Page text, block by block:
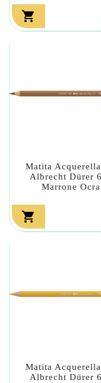

Matita
Albrecht Dürer
Marrone Ocra

Matita
Albrecht Dürer